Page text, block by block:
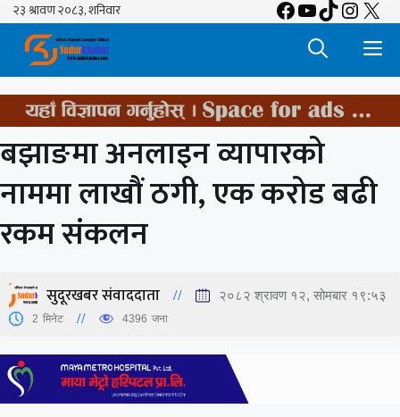
Skip
content
Facebook
YouTube
TikTok
X
बझाङमा अनलाइन व्यापारको
नाममा लाखौं ठगी, एक करोड बढी
रकम संकलन
सुदूरखबर संवाददाता २०८२ श्रावण १२, सोमबार १९:५३
2 मिनेट 4396 जना